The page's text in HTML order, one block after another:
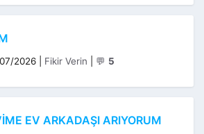
2026 Kategoriler
Fikir Verin 💬 5
EV ARKADAŞI ARIYORUM